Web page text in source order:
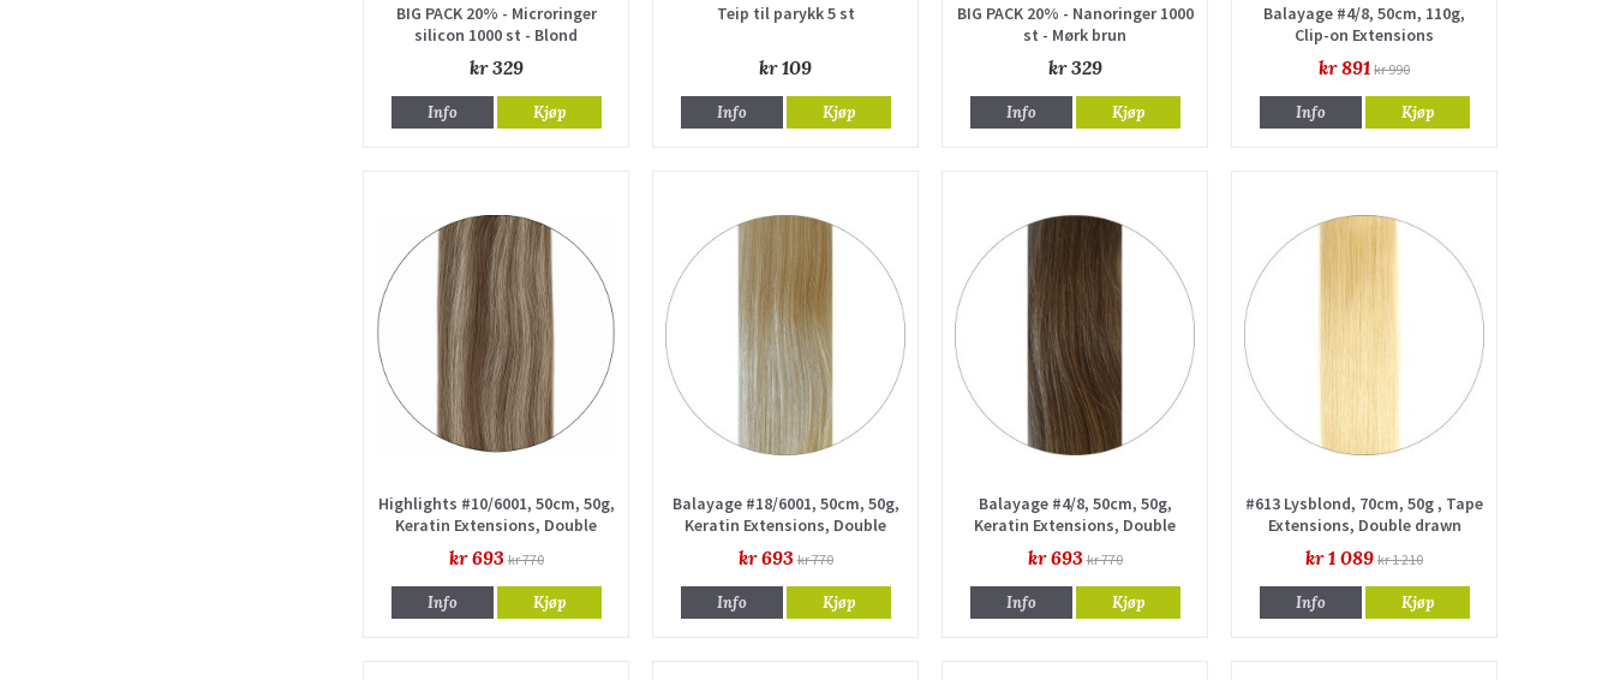
BIG PACK 20% - Microringer
silicon 1000 st - Blond
kr 329
Info Kjøp
Teip til parykk 5 st
kr 109
Info Kjøp
BIG PACK 20% - Nanoringer 1000
st - Mørk brun
kr 329
Info Kjøp
Balayage #4/8, 50cm, 110g,
Clip-on Extensions
kr 891 kr 990
Info Kjøp
Highlights #10/6001, 50cm, 50g,
Keratin Extensions, Double
drawn
kr 693 kr 770
Info Kjøp
Balayage #18/6001, 50cm, 50g,
Keratin Extensions, Double
drawn
kr 693 kr 770
Info Kjøp
Balayage #4/8, 50cm, 50g,
Keratin Extensions, Double
drawn
kr 693 kr 770
Info Kjøp
#613 Lysblond, 70cm, 50g , Tape
Extensions, Double drawn
kr 1 089 kr 1 210
Info Kjøp